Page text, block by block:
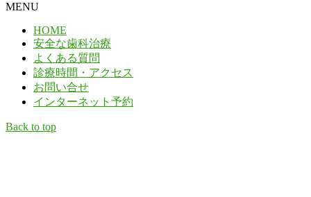
MENU
HOME
安全な歯科治療
よくある質問
診療時間・アクセス
お問い合せ
インターネット予約
Back to top